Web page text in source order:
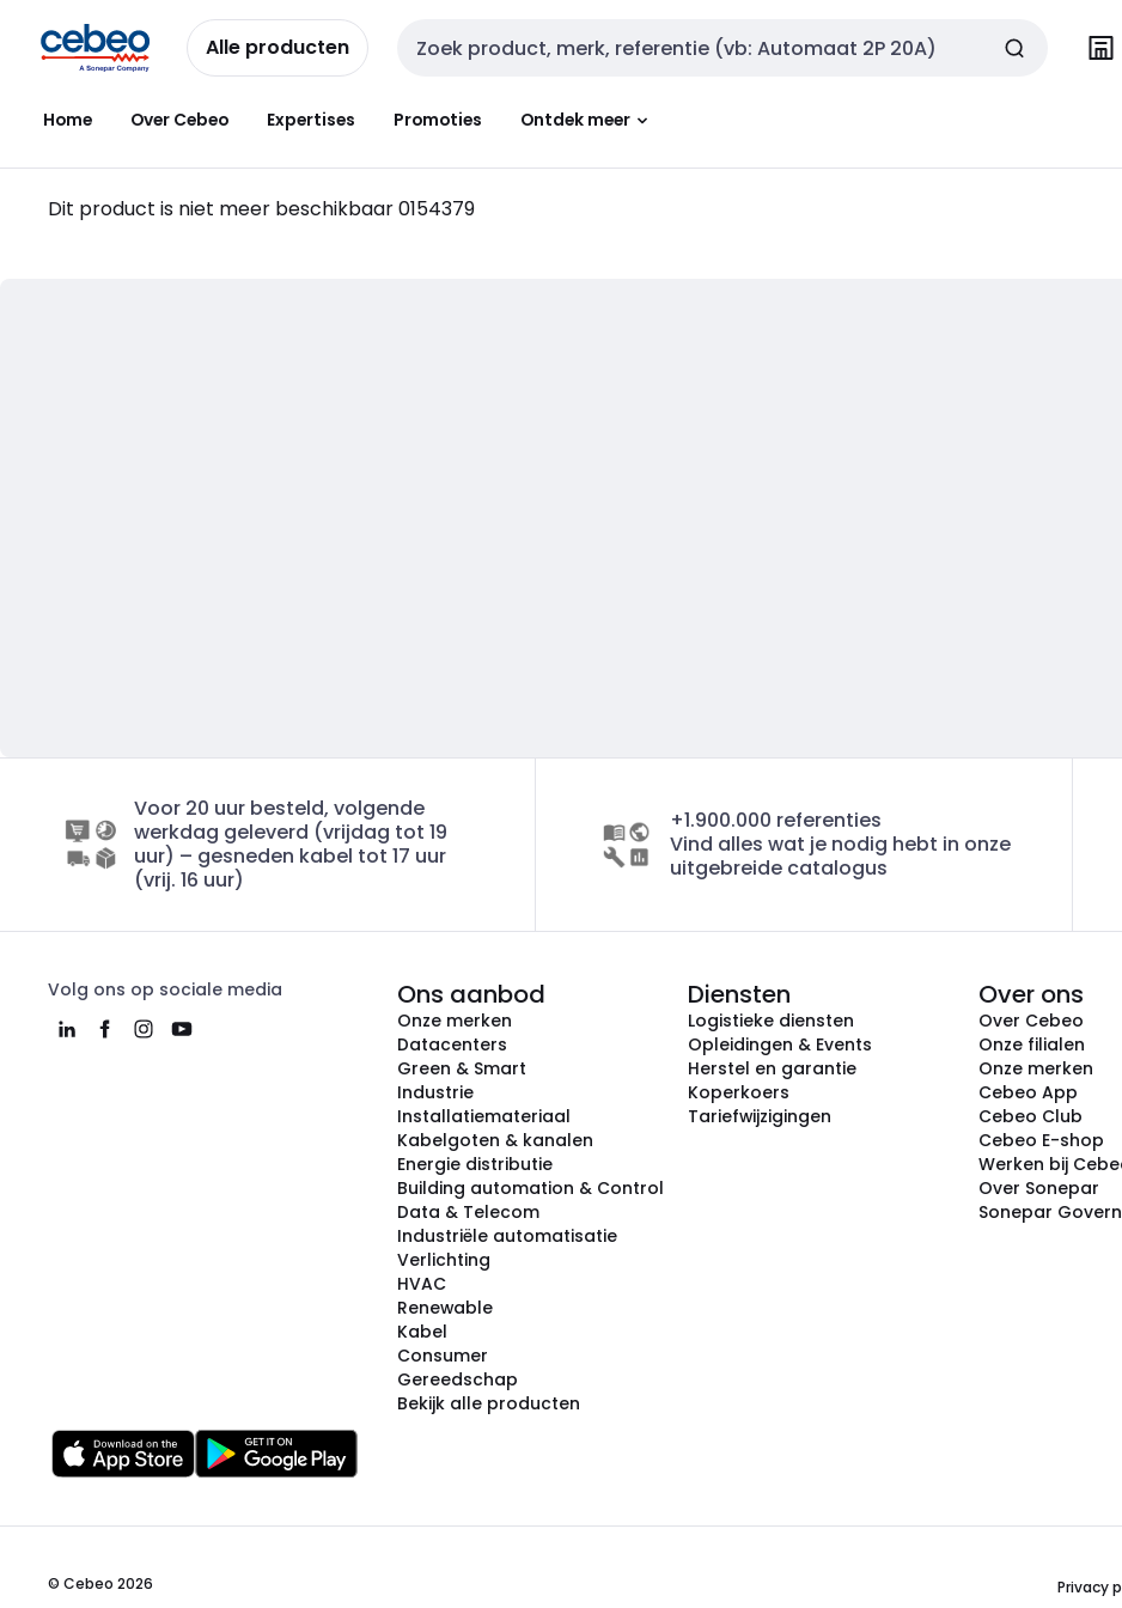
naar
navigatie
naar
inhoud
Alle producten Zoekveld invoer
Home Over Cebeo Expertises Promoties Ontdek meer
Dit product is niet meer beschikbaar0154379
Voor 20 uur besteld, volgende
werkdag geleverd (vrijdag tot 19
uur) – gesneden kabel tot 17 uur
(vrij. 16 uur)
+1.900.000 referenties
Vind alles wat je nodig hebt in onze
uitgebreide catalogus
Volg ons op sociale media Ons aanbod
Onze merken
Datacenters
Green & Smart
Industrie
Installatiemateriaal
Kabelgoten & kanalen
Energie distributie
Building automation & Control
Data & Telecom
Industriële automatisatie
Verlichting
HVAC
Renewable
Kabel
Consumer
Gereedschap
Bekijk alle producten
Diensten
Logistieke diensten
Opleidingen & Events
Herstel en garantie
Koperkoers
Tariefwijzigingen
Over ons
Over Cebeo
Onze filialen
Onze merken
Cebeo App
Cebeo Club
Cebeo E-shop
Werken bij
Over Sonepar
Sonepar
© Cebeo 2026 Privacy